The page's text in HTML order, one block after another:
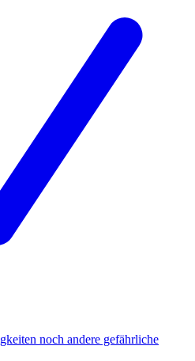
noch andere gefährliche